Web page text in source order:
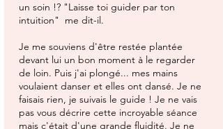
un soin !? "Laisse toi guider par ton
intuition" me dit-il.
Je me souviens d'être restée plantée
devant lui un bon moment à le regarder
de loin. Puis j'ai plongé... mes mains
voulaient danser et elles ont dansé. Je ne
faisais rien, je suivais le guide ! Je ne vais
pas vous décrire cette incroyable séance
mais c'était d'une grande fluidité. Je ne